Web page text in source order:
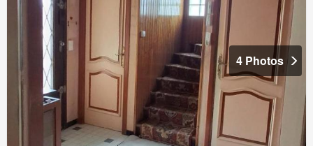
4 Photos